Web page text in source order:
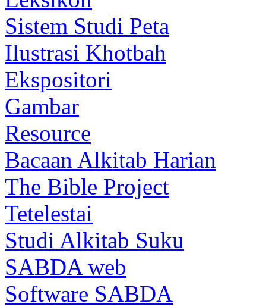
Sistem Studi Peta
Ilustrasi Khotbah
Ekspositori
Gambar
Resource
Bacaan Alkitab Harian
The Bible Project
Tetelestai
Studi Alkitab Suku
SABDA web
Software SABDA